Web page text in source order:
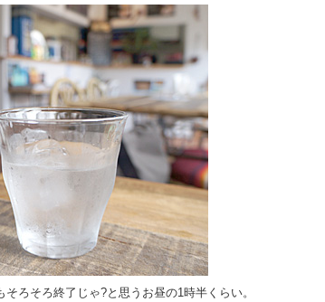
ろそろ終了じゃ?と思うお昼の1時半くらい。